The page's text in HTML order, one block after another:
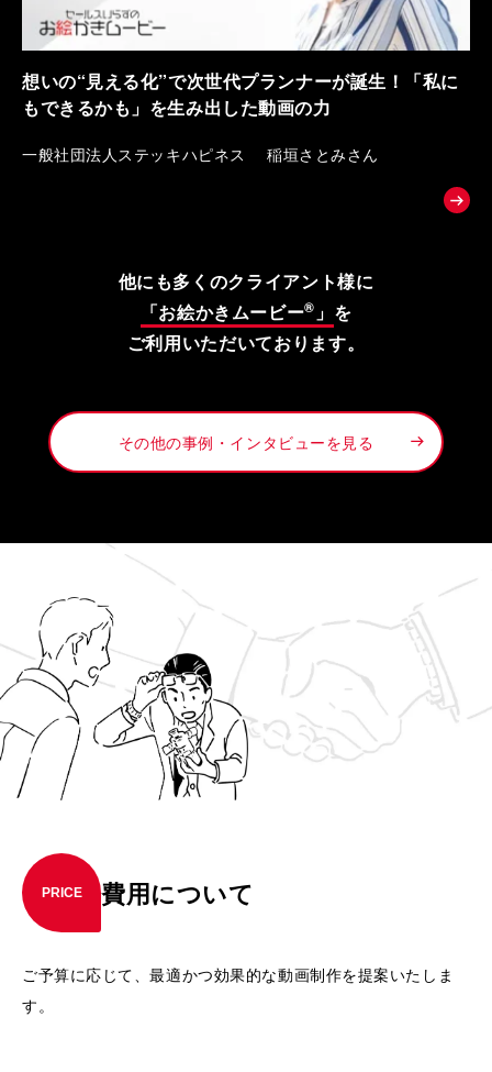
想いの“見える化”で次世代プランナーが誕生！「私に
もできるかも」を生み出した動画の力
一般社団法人ステッキハピネス 稲垣さとみさん
他にも多くのクライアント様に
「お絵かきムービー® 」 を
ご利用いただいております。
その他の事例・インタビューを見る
PRICE 費用について
ご予算に応じて、最適かつ効果的な動画制作を提案いたしま
す。